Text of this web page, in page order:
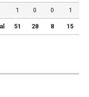
1 0 0 1
51 28 8 15